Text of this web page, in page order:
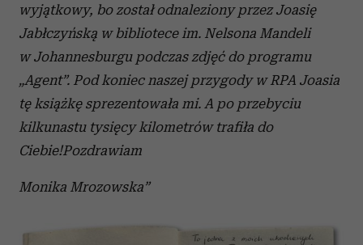
wyjątkowy, bo został odnaleziony przez Joasię
Jabłczyńską w bibliotece im. Nelsona Mandeli
w Johannesburgu podczas zdjęć do programu
„Agent”. Pod koniec naszej przygody w RPA Joasia
tę książkę sprezentowała mi. A po przebyciu
kilkunastu tysięcy kilometrów trafiła do
Ciebie!Pozdrawiam
Monika Mrozowska”